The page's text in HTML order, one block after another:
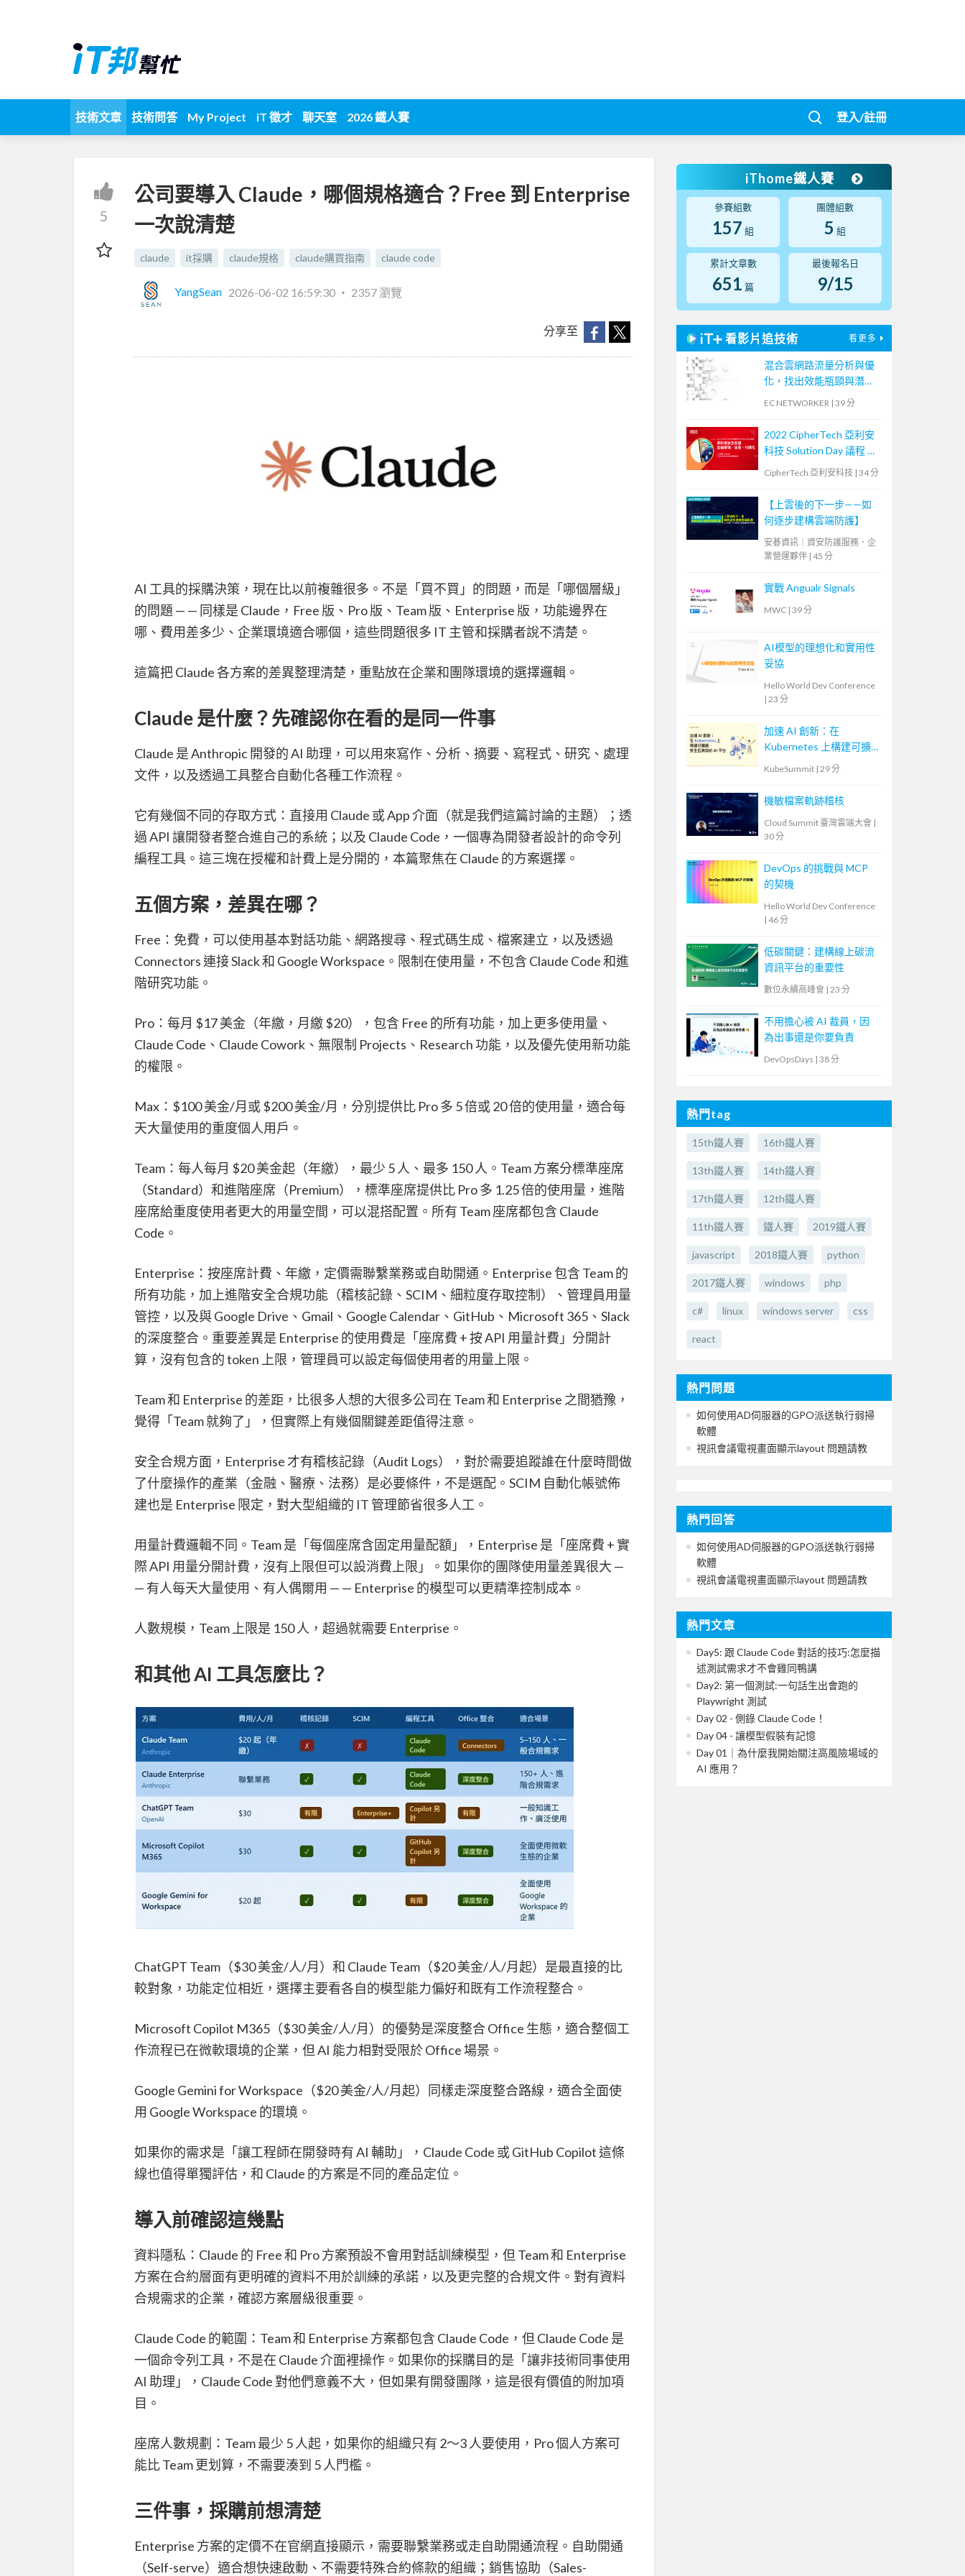
技術文章 技術問答 My Project iT 徵才 聊天室 2026 鐵人賽 登入/註冊
5
公司要導入 Claude，哪個規格適合？Free 到 Enterprise
一次說清楚
claude it採購 claude規格 claude購買指南 claude code
YangSean 2026-06-02 16:59:30 ‧ 2357 瀏覽
分享至
AI 工具的採購決策，現在比以前複雜很多。不是「買不買」的問題，而是「哪個層級」
的問題 — — 同樣是 Claude，Free 版、Pro 版、Team 版、Enterprise 版，功能邊界在
哪、費用差多少、企業環境適合哪個，這些問題很多 IT 主管和採購者說不清楚。
這篇把 Claude 各方案的差異整理清楚，重點放在企業和團隊環境的選擇邏輯。
Claude 是什麼？先確認你在看的是同一件事
Claude 是 Anthropic 開發的 AI 助理，可以用來寫作、分析、摘要、寫程式、研究、處理
文件，以及透過工具整合自動化各種工作流程。
它有幾個不同的存取方式：直接用 Claude 或 App 介面（就是我們這篇討論的主題）；透
過 API 讓開發者整合進自己的系統；以及 Claude Code，一個專為開發者設計的命令列
編程工具。這三塊在授權和計費上是分開的，本篇聚焦在 Claude 的方案選擇。
五個方案，差異在哪？
Free：免費，可以使用基本對話功能、網路搜尋、程式碼生成、檔案建立，以及透過
Connectors 連接 Slack 和 Google Workspace。限制在使用量，不包含 Claude Code 和進
階研究功能。
Pro：每月 $17 美金（年繳，月繳 $20），包含 Free 的所有功能，加上更多使用量、
Claude Code、Claude Cowork、無限制 Projects、Research 功能，以及優先使用新功能
的權限。
Max：$100 美金/月或 $200 美金/月，分別提供比 Pro 多 5 倍或 20 倍的使用量，適合每
天大量使用的重度個人用戶。
Team：每人每月 $20 美金起（年繳），最少 5 人、最多 150 人。Team 方案分標準座席
（Standard）和進階座席（Premium），標準座席提供比 Pro 多 1.25 倍的使用量，進階
座席給重度使用者更大的用量空間，可以混搭配置。所有 Team 座席都包含 Claude
Code。
Enterprise：按座席計費、年繳，定價需聯繫業務或自助開通。Enterprise 包含 Team 的
所有功能，加上進階安全合規功能（稽核記錄、SCIM、細粒度存取控制）、管理員用量
管控，以及與 Google Drive、Gmail、Google Calendar、GitHub、Microsoft 365、Slack
的深度整合。重要差異是 Enterprise 的使用費是「座席費 + 按 API 用量計費」分開計
算，沒有包含的 token 上限，管理員可以設定每個使用者的用量上限。
Team 和 Enterprise 的差距，比很多人想的大很多公司在 Team 和 Enterprise 之間猶豫，
覺得「Team 就夠了」，但實際上有幾個關鍵差距值得注意。
安全合規方面，Enterprise 才有稽核記錄（Audit Logs），對於需要追蹤誰在什麼時間做
了什麼操作的產業（金融、醫療、法務）是必要條件，不是選配。SCIM 自動化帳號佈
建也是 Enterprise 限定，對大型組織的 IT 管理節省很多人工。
用量計費邏輯不同。Team 是「每個座席含固定用量配額」，Enterprise 是「座席費 + 實
際 API 用量分開計費，沒有上限但可以設消費上限」。如果你的團隊使用量差異很大 —
— 有人每天大量使用、有人偶爾用 — — Enterprise 的模型可以更精準控制成本。
人數規模，Team 上限是 150 人，超過就需要 Enterprise。
和其他 AI 工具怎麼比？
ChatGPT Team（$30 美金/人/月）和 Claude Team（$20 美金/人/月起）是最直接的比
較對象，功能定位相近，選擇主要看各自的模型能力偏好和既有工作流程整合。
Microsoft Copilot M365（$30 美金/人/月）的優勢是深度整合 Office 生態，適合整個工
作流程已在微軟環境的企業，但 AI 能力相對受限於 Office 場景。
Google Gemini for Workspace（$20 美金/人/月起）同樣走深度整合路線，適合全面使
用 Google Workspace 的環境。
如果你的需求是「讓工程師在開發時有 AI 輔助」，Claude Code 或 GitHub Copilot 這條
線也值得單獨評估，和 Claude 的方案是不同的產品定位。
導入前確認這幾點
資料隱私：Claude 的 Free 和 Pro 方案預設不會用對話訓練模型，但 Team 和 Enterprise
方案在合約層面有更明確的資料不用於訓練的承諾，以及更完整的合規文件。對有資料
合規需求的企業，確認方案層級很重要。
Claude Code 的範圍：Team 和 Enterprise 方案都包含 Claude Code，但 Claude Code 是
一個命令列工具，不是在 Claude 介面裡操作。如果你的採購目的是「讓非技術同事使用
AI 助理」，Claude Code 對他們意義不大，但如果有開發團隊，這是很有價值的附加項
目。
座席人數規劃：Team 最少 5 人起，如果你的組織只有 2～3 人要使用，Pro 個人方案可
能比 Team 更划算，不需要湊到 5 人門檻。
三件事，採購前想清楚
Enterprise 方案的定價不在官網直接顯示，需要聯繫業務或走自助開通流程。自助開通
（Self-serve）適合想快速啟動、不需要特殊合約條款的組織；銷售協助（Sales-
iThome鐵人賽
參賽組數
157 組
團體組數
5 組
累計文章數
651 篇
最後報名日
9/15
看影片追技術 看更多
混合雲網路流量分析與優
化，找出效能瓶頸與潛在
EC NETWORKER | 39 分
2022 CipherTech 亞利安
科技 Solution Day 議程 —
資料庫安全防護，金鑰管
CipherTech 亞利安科技 | 34 分
【上雲後的下一步——如
何逐步建構雲端防護】
安碁資訊｜資安防護服務．企
業營運夥伴 | 45 分
實戰 Angualr Signals
MWC | 39 分
AI模型的理想化和實用性
妥協
Hello World Dev Conference
| 23 分
加速 AI 創新：在
Kubernetes 上構建可擴
展、安全且高效的 AI 平
KubeSummit | 29 分
機敏檔案軌跡稽核
Cloud Summit 臺灣雲端大會 |
30 分
DevOps 的挑戰與 MCP
的契機
Hello World Dev Conference
| 46 分
低碳關鍵：建構線上碳流
資訊平台的重要性
數位永續高峰會 | 23 分
不用擔心被 AI 裁員，因
為出事還是你要負責
DevOpsDays | 38 分
熱門tag
15th鐵人賽 16th鐵人賽
13th鐵人賽 14th鐵人賽
17th鐵人賽 12th鐵人賽
11th鐵人賽 鐵人賽 2019鐵人賽
javascript 2018鐵人賽 python
2017鐵人賽 windows php
c# linux windows server css
react
熱門問題
如何使用AD伺服器的GPO派送執行弱掃
軟體
視訊會議電視畫面顯示layout 問題請教
熱門回答
如何使用AD伺服器的GPO派送執行弱掃
軟體
視訊會議電視畫面顯示layout 問題請教
熱門文章
Day5: 跟 Claude Code 對話的技巧:怎麼描
述測試需求才不會雞同鴨講
Day2: 第一個測試:一句話生出會跑的
Playwright 測試
Day 02 - 側錄 Claude Code！
Day 04 - 讓模型假裝有記憶
Day 01｜為什麼我開始關注高風險場域的
AI 應用？